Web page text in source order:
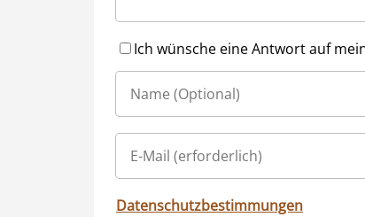
Ich wünsche eine Antwort auf
Datenschutzbestimmungen